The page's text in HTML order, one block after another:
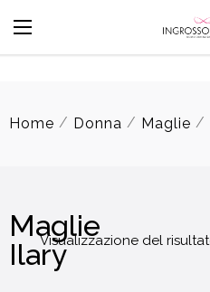
Home / Donna / Maglie /
Maglie
IlaryVisualizzazione del